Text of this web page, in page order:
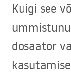
Kuigi see
dosaator